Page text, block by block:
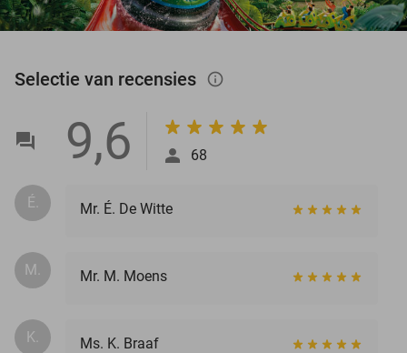
Selectie van recensies info_outlined
9,6 68
É. Mr. É. De Witte
M. Mr. M. Moens
K.
Ms. K. Braaf